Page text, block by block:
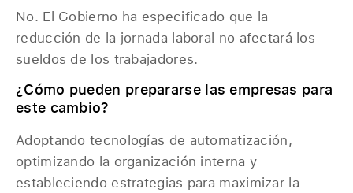
No. El Gobierno ha especificado que la
reducción de la jornada laboral no afectará los
sueldos de los trabajadores.
¿Cómo pueden prepararse las empresas para
este cambio?
Adoptando tecnologías de automatización,
optimizando la organización interna y
estableciendo estrategias para maximizar la